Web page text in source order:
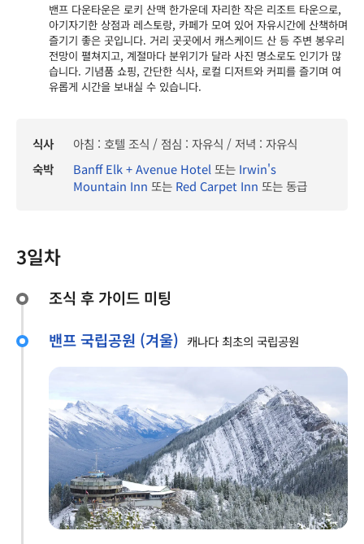
밴프 다운타운은 로키 산맥 한가운데 자리한 작은 리조트 타운으로,
아기자기한 상점과 레스토랑, 카페가 모여 있어 자유시간에 산책하며
즐기기 좋은 곳입니다. 거리 곳곳에서 캐스케이드 산 등 주변 봉우리
전망이 펼쳐지고, 계절마다 분위기가 달라 사진 명소로도 인기가 많
습니다. 기념품 쇼핑, 간단한 식사, 로컬 디저트와 커피를 즐기며 여
유롭게 시간을 보내실 수 있습니다.
식사
아침 : 호텔 조식 / 점심 : 자유식 / 저녁 : 자유식
숙박
Banff Elk + Avenue Hotel 또는 Irwin's
Mountain Inn 또는 Red Carpet Inn 또는 동급
3일차
조식 후 가이드 미팅
밴프 국립공원 (겨울) 캐나다 최초의 국립공원